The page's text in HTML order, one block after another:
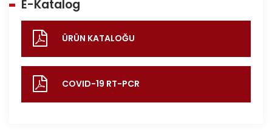
E-Katalog
ÜRÜN KATALOĞU
COVID-19 RT-PCR